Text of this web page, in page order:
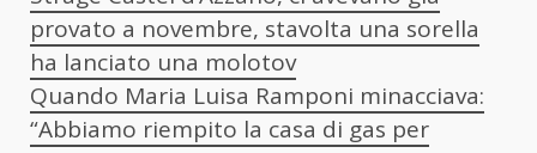
provato a novembre, stavolta una sorella
ha lanciato una molotov
Quando Maria Luisa Ramponi minacciava:
“Abbiamo riempito la casa di gas per